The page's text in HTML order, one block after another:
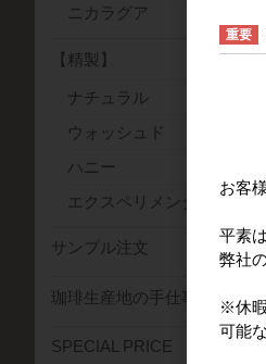
ニカラグア
【精製】
ナチュラル
ウォッシュド
ハニー
エクスペリメンタル(特殊
サンプル注文
珈琲生産地の手仕事
SPECIAL PRICE
重要
お客
平素
弊社
※休
可能